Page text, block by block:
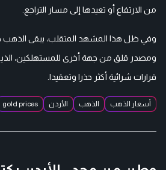
من الارتفاع أو تعيدها إلى مسار التراجع.
وفي ظل هذا المشهد المتقلب، يبقى الذهب
ومصدر قلق من جهة أخرى للمستهلكين،
قرارات شرائية أكثر حذرا وتعقيدا.
أسعار الذهب الذهب الأردن gold prices